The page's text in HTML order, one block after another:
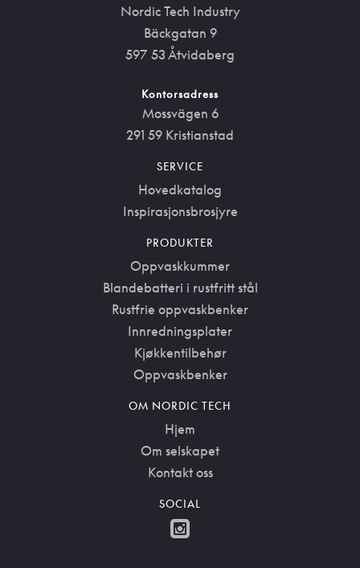
Nordic Tech Industry
Bäckgatan 9
597 53 Åtvidaberg
Kontorsadress
Mossvägen 6
291 59 Kristianstad
SERVICE
Hovedkatalog
Inspirasjonsbrosjyre
PRODUKTER
Oppvaskkummer
Blandebatteri i rustfritt stål
Rustfrie oppvaskbenker
Innredningsplater
Kjøkkentilbehør
Oppvaskbenker
OM NORDIC TECH
Hjem
Om selskapet
Kontakt oss
SOCIAL